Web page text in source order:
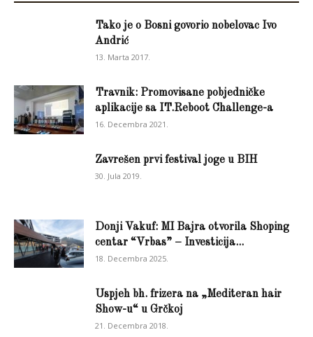
Tako je o Bosni govorio nobelovac Ivo
Andrić
13. Marta 2017.
Travnik: Promovisane pobjedničke
aplikacije sa IT.Reboot Challenge-a
16. Decembra 2021.
Zavrešen prvi festival joge u BIH
30. Jula 2019.
Donji Vakuf: MI Bajra otvorila Shoping
centar “Vrbas” – Investicija...
18. Decembra 2025.
Uspjeh bh. frizera na „Mediteran hair
Show-u“ u Grčkoj
21. Decembra 2018.